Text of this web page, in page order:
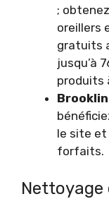
;
oreillers
gratuits
jusqu’à
produits
Brooklin
le site et
forfaits.